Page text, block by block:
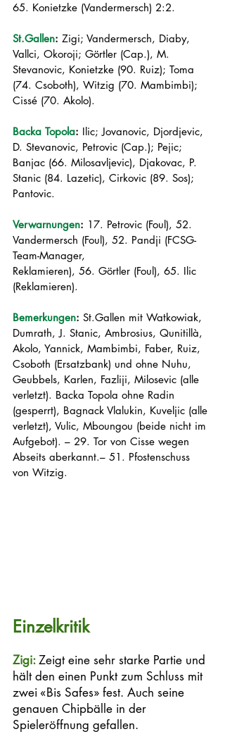
65. Konietzke (Vandermersch) 2:2.
St.Gallen: Zigi; Vandermersch, Diaby,
Vallci, Okoroji; Görtler (Cap.), M.
Stevanovic, Konietzke (90. Ruiz); Toma
(74. Csoboth), Witzig (70. Mambimbi);
Cissé (70. Akolo).
Backa Topola: Ilic; Jovanovic, Djordjevic,
D. Stevanovic, Petrovic (Cap.); Pejic;
Banjac (66. Milosavljevic), Djakovac, P.
Stanic (84. Lazetic), Cirkovic (89. Sos);
Pantovic.
Verwarnungen: 17. Petrovic (Foul), 52.
Vandermersch (Foul), 52. Pandji (FCSG-
Team-Manager,
Reklamieren), 56. Görtler (Foul), 65. Ilic
(Reklamieren).
Bemerkungen: St.Gallen mit Watkowiak,
Dumrath, J. Stanic, Ambrosius, Qunitillà,
Akolo, Yannick, Mambimbi, Faber, Ruiz,
Csoboth (Ersatzbank) und ohne Nuhu,
Geubbels, Karlen, Fazliji, Milosevic (alle
verletzt). Backa Topola ohne Radin
(gesperrt), Bagnack Vlalukin, Kuveljic (alle
verletzt), Vulic, Mboungou (beide nicht im
Aufgebot). – 29. Tor von Cisse wegen
Abseits aberkannt.– 51. Pfostenschuss
von Witzig.
Einzelkritik
Zigi: Zeigt eine sehr starke Partie und
hält den einen Punkt zum Schluss mit
zwei «Bis Safes» fest. Auch seine
genauen Chipbälle in der
Spieleröffnung gefallen.